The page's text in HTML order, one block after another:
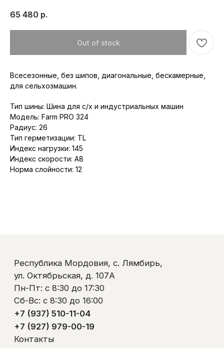
65 480 р.
Out of stock
Всесезонные, без шипов, диагональные, бескамерные,
для сельхозмашин.
Тип шины: Шина для с/х и индустриальных машин
Модель: Farm PRO 324
Радиус: 26
Тип герметизации: TL
Индекс нагрузки: 145
Индекс скорости: A8
Норма слойности: 12
Контакты
Полезно знать
Оплата и доставка
ул. Октябрьская, д. 107А
Пн-Пт: с 8:30 до 17:30
Сб-Вс: с 8:30 до 16:00
+7 (937) 510-11-04
+7 (927) 979-00-19